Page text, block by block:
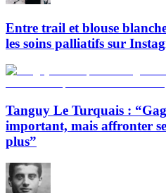
Entre trail et blouse
les soins palliatifs sur
Tanguy Le Turquais :
important, mais affronter
plus”